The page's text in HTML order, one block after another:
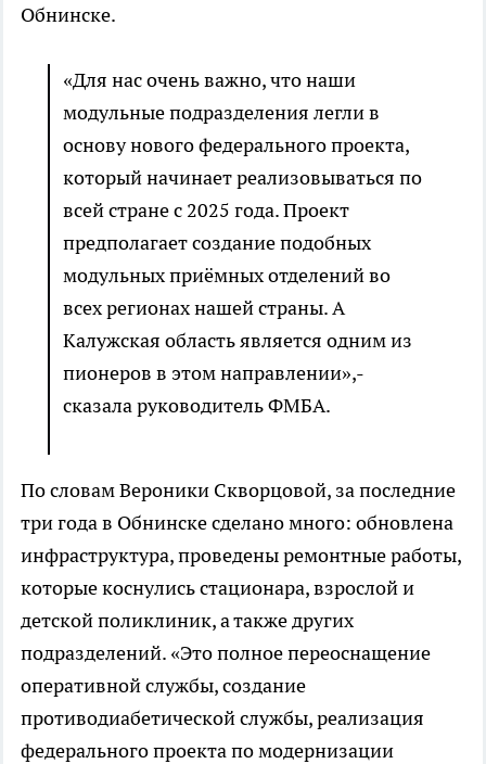
Обнинске.
«Для нас очень важно, что наши
модульные подразделения легли в
основу нового федерального проекта,
который начинает реализовываться по
всей стране с 2025 года. Проект
предполагает создание подобных
модульных приёмных отделений во
всех регионах нашей страны. А
Калужская область является одним из
пионеров в этом направлении»,-
сказала руководитель ФМБА.
По словам Вероники Скворцовой, за последние
три года в Обнинске сделано много: обновлена
инфраструктура, проведены ремонтные работы,
которые коснулись стационара, взрослой и
детской поликлиник, а также других
подразделений. «Это полное переоснащение
оперативной службы, создание
противодиабетической службы, реализация
федерального проекта по модернизации